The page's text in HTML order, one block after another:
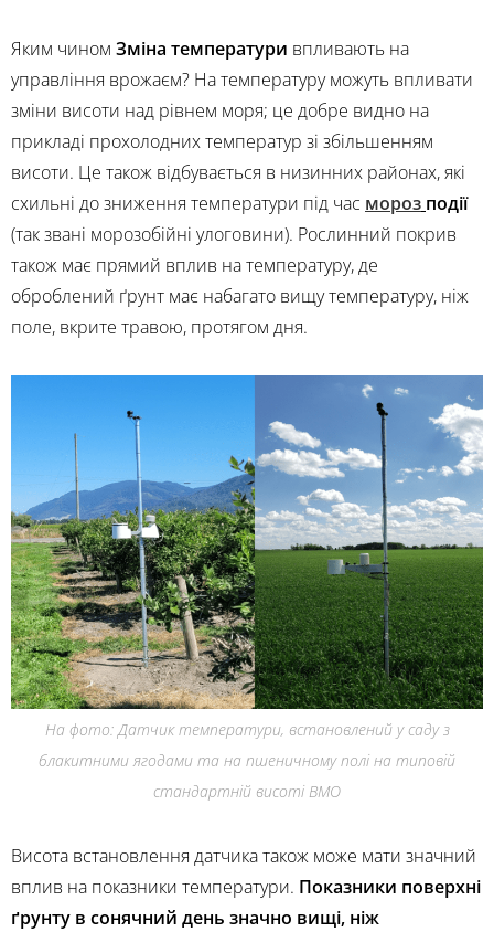
Яким чином Зміна температури впливають на
управління врожаєм? На температуру можуть впливати
зміни висоти над рівнем моря; це добре видно на
прикладі прохолодних температур зі збільшенням
висоти. Це також відбувається в низинних районах, які
схильні до зниження температури під час мороз події
(так звані морозобійні улоговини). Рослинний покрив
також має прямий вплив на температуру, де
оброблений ґрунт має набагато вищу температуру, ніж
поле, вкрите травою, протягом дня.
На фото: Датчик температури, встановлений у саду з
блакитними ягодами та на пшеничному полі на типовій
стандартній висоті ВМО
Висота встановлення датчика також може мати значний
вплив на показники температури. Показники поверхні
ґрунту в сонячний день значно вищі, ніж